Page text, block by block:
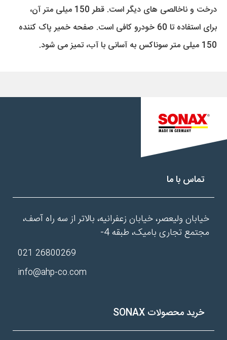
درخت و ناخالصی های دیگر است. قطر 150 میلی متر آن،
برای استفاده تا 60 خودرو کافی است. صفحه خمیر پاک کننده
150 میلی متر سوناکس به آسانی با آب، تمیز می شود.
تماس با ما
خیابان ولیعصر، خیابان زعفرانیه، بالاتر از سه راه آصف،
مجتمع تجاری بامیک، طبقه 4-
26800269 021
info@ahp-co.com
خرید محصولات SONAX